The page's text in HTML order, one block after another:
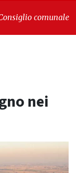
comunale
ammessa
nei